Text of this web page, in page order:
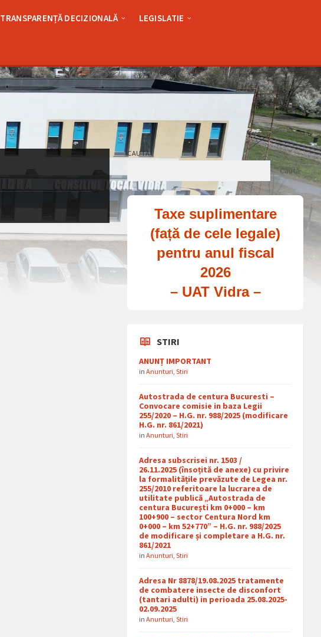
TRANSPARENȚĂ DECIZIONALĂ LEGISLATIE
CAUTĂ
Caută
Taxe suplimentare
(față de cele legale)
pentru anul fiscal
2026
– UAT Vidra –
STIRI
ANUNȚ IMPORTANT
inAnunturi ,Stiri
Autostrada de centura Bucuresti –
Convocare comisie in baza Legii
255/2020 – H.G. nr. 988/2025 (modificare
H.G. nr. 861/2021)
inAnunturi ,Stiri
Adresa subscrisei nr. 1503 /
26.11.2025 (însoțită de anexe) cu privire
la formalitățile prevăzute de Legea nr.
255/2010 referitoare la lucrarea de
utilitate publică „Autostrada de
centura București km 0+000 – km
100+900 – sector Centura Nord km
0+000 – km 52+770” – H.G. nr. 988/2025
de modificare și completare a H.G. nr.
861/2021
inAnunturi ,Stiri
Adresa Nr 8878/19.08.2025 tratamente
de combatere insecte de disconfort
(tantari adulti) in perioada 25.08.2025-
02.09.2025
inAnunturi ,Stiri